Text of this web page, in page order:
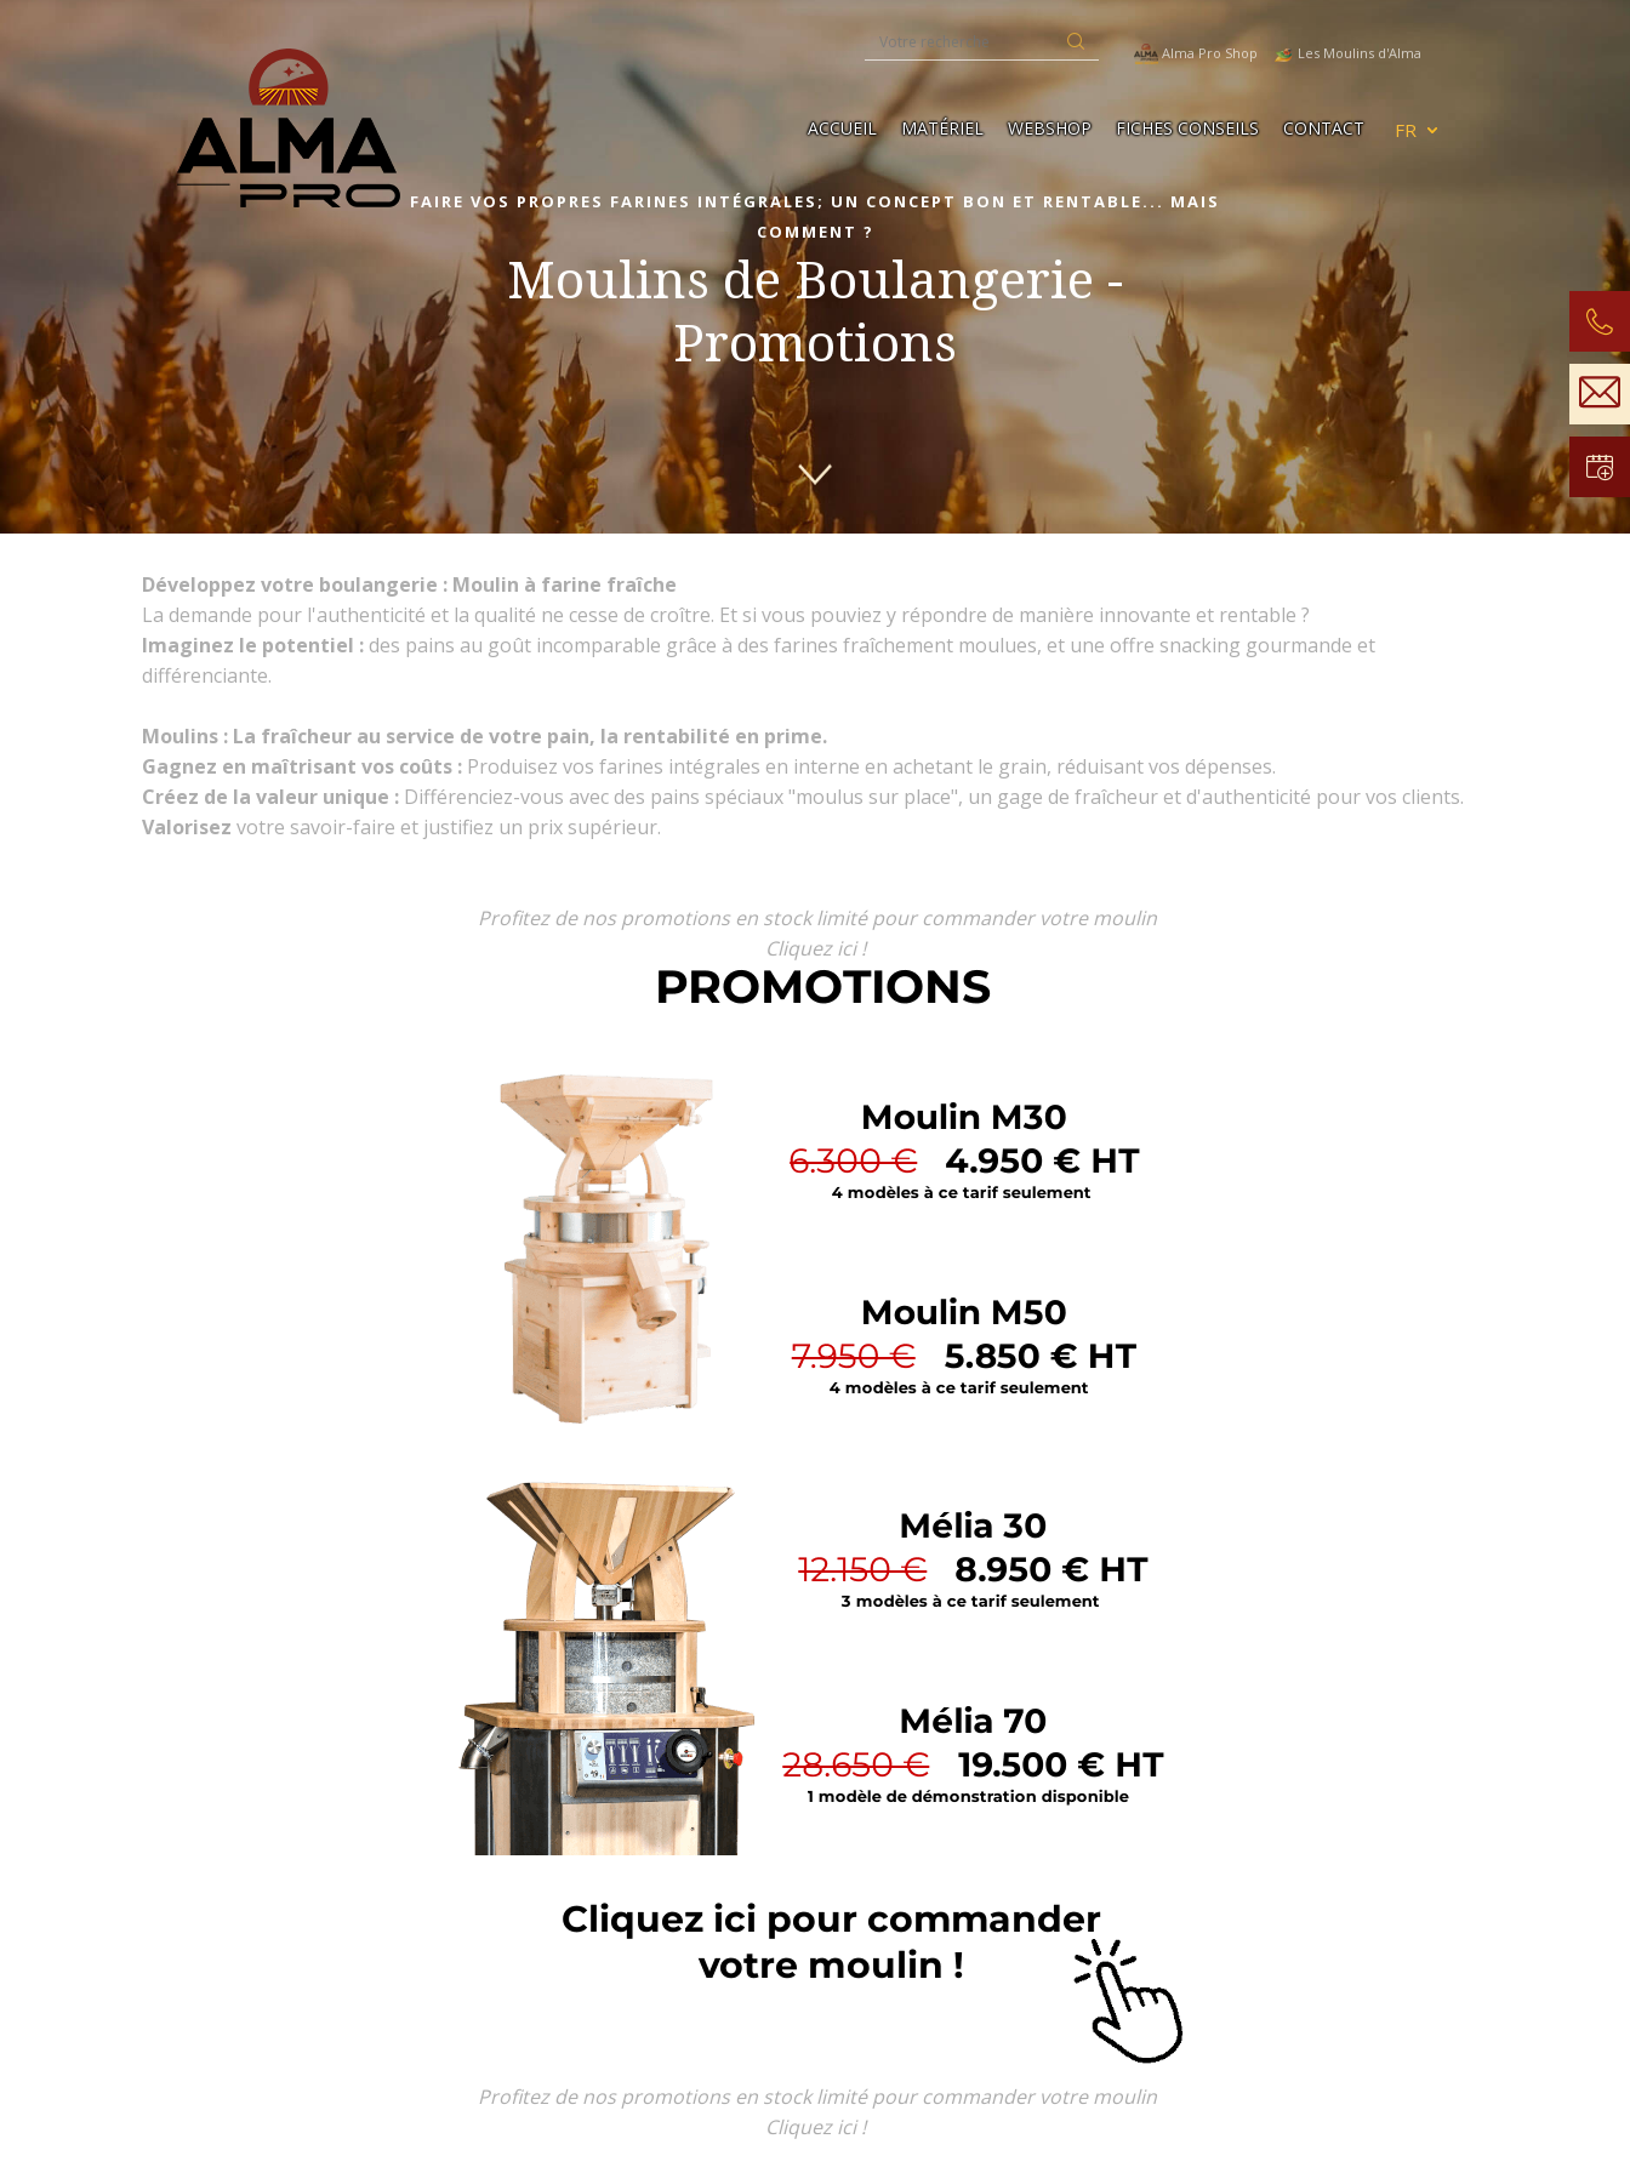
ACCUEIL MATÉRIEL WEBSHOP FICHES CONSEILS CONTACT
Alma Pro Shop Les Moulins d'Alma
FAIRE VOS PROPRES FARINES INTÉGRALES; UN CONCEPT BON ET RENTABLE... MAIS
COMMENT ?
Moulins de Boulangerie -
Promotions
Développez votre boulangerie : Moulin à farine fraîche
La demande pour l'authenticité et la qualité ne cesse de croître. Et si vous pouviez y répondre de manière innovante et rentable ?
Imaginez le potentiel : des pains au goût incomparable grâce à des farines fraîchement moulues, et une offre snacking gourmande et
différenciante.
Moulins : La fraîcheur au service de votre pain, la rentabilité en prime.
Gagnez en maîtrisant vos coûts : Produisez vos farines intégrales en interne en achetant le grain, réduisant vos dépenses.
Créez de la valeur unique : Différenciez-vous avec des pains spéciaux "moulus sur place", un gage de fraîcheur et d'authenticité pour vos clients.
Valorisez votre savoir-faire et justifiez un prix supérieur.
Profitez de nos promotions en stock limité pour commander votre moulin
Cliquez ici !
Profitez de nos promotions en stock limité pour commander votre moulin
Cliquez ici !